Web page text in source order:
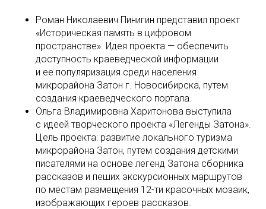
Роман Николаевич Пинигин представил проект
«Историческая память в цифровом
пространстве». Идея проекта — обеспечить
доступность краеведческой информации
и ее популяризация среди населения
микрорайона Затон г. Новосибирска, путем
создания краеведческого портала.
Ольга Владимировна Харитонова выступила
с идеей творческого проекта «Легенды Затона».
Цель проекта: развитие локального туризма
микрорайона Затон, путем создания детскими
писателями на основе легенд Затона сборника
рассказов и пеших экскурсионных маршрутов
по местам размещения 12-ти красочных мозаик,
изображающих героев рассказов.